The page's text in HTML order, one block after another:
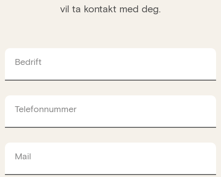
vil ta kontakt med deg.
Bedrift
Telefonnummer
Mail